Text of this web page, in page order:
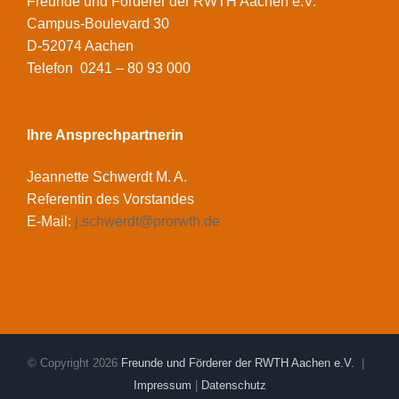
Campus-Boulevard 30
D-52074 Aachen
Telefon 0241 – 80 93 000
Ihre Ansprechpartnerin
Jeannette Schwerdt M. A.
Referentin des Vorstandes
E-Mail: j.schwerdt@prorwth.de
© Copyright 2026 Freunde und Förderer der RWTH Aachen e.V.
Impressum
Datenschutz